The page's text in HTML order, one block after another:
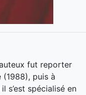
fut reporter
puis à
s’est spécialisé en